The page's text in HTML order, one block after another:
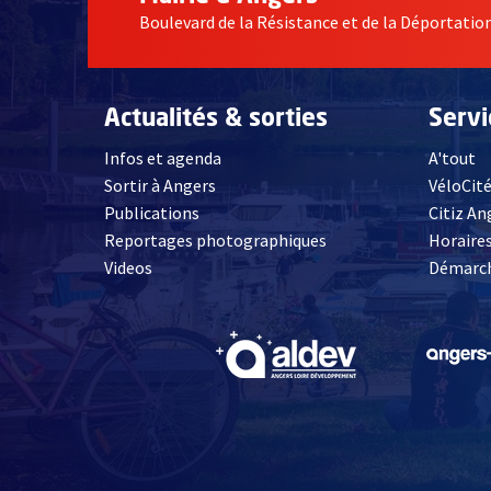
Boulevard de la Résistance et de la Déportation
Actualités & sorties
Infos et agenda
Sortir à Angers
Publications
Reportages photographiques
Videos, Ouvre une nouvelle fenêtre
A'tout
VéloCité
Citiz
, Ouvre une